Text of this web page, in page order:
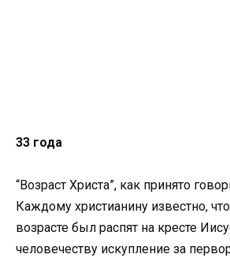
33 года
“Возраст Христа”, как принято
Каждому христианину известно,
возрасте был распят на кресте
человечеству искупление за